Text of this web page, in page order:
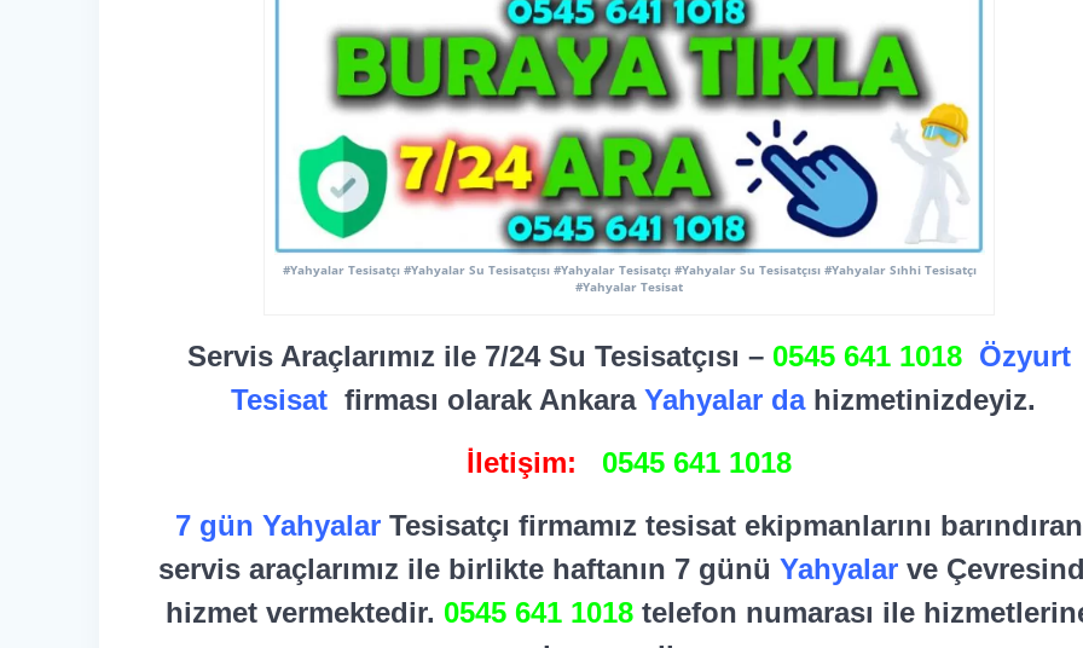
#Yahyalar Tesisatçı #Yahyalar Su Tesisatçısı #Yahyalar Tesisatçı #Yahyalar Su Tesisatçısı #Yahyalar Sıhhi Tesisatçı
#Yahyalar Tesisat
Servis Araçlarımız ile 7/24 Su Tesisatçısı – 0545 641 1018 Özyurt
Tesisat firması olarak AnkaraYahyalar da hizmetinizdeyiz.
İletişim:
0545 641 1018
7 gün YahyalarTesisatçı firmamız tesisat ekipmanlarını barındıran
servis araçlarımız ile birlikte haftanın 7 günü Yahyalar ve
hizmet vermektedir. 0545 641 1018 telefon numarası ile